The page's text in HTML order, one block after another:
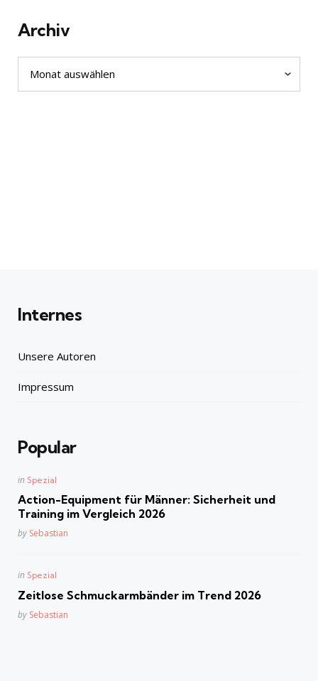
Archiv
Internes
Unsere Autoren
Impressum
Popular
Posted
in Spezial
Action-Equipment für Männer: Sicherheit und
Training im Vergleich 2026
Posted
by Sebastian
Posted
in Spezial
Zeitlose Schmuckarmbänder im Trend 2026
Posted
by Sebastian